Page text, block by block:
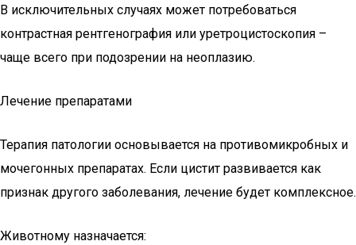
В исключительных случаях может потребоваться
контрастная рентгенография или уретроцистоскопия –
чаще всего при подозрении на неоплазию.
Лечение препаратами
Терапия патологии основывается на противомикробных и
мочегонных препаратах. Если цистит развивается как
признак другого заболевания, лечение будет комплексное.
Животному назначается: